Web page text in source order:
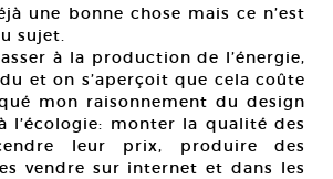
une bonne chose mais ce n’est
sujet.
à la production de l’énergie,
et on s’aperçoit que cela coûte
mon raisonnement du design
l’écologie: monter la qualité des
leur prix, produire des
vendre sur internet et dans les